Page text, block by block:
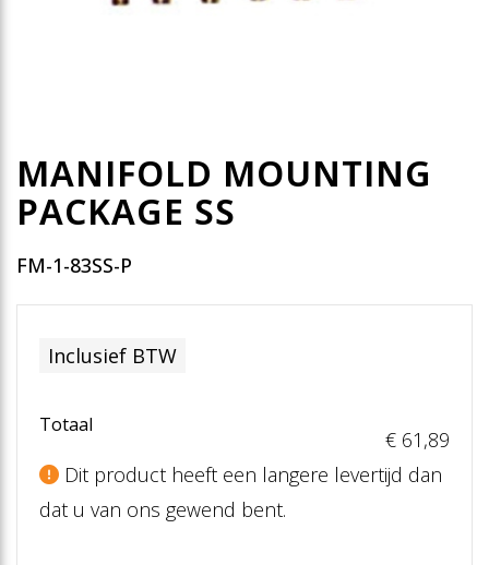
MANIFOLD MOUNTING
PACKAGE SS
FM-1-83SS-P
Inclusief BTW
Totaal
€ 61 ,89
Dit product heeft een langere levertijd dan
dat u van ons gewend bent.